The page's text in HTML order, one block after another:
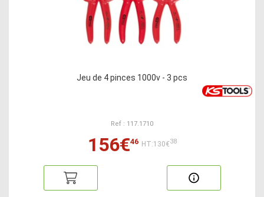
Jeu de 4 pinces 1000v - 3 pcs
Ref : 117.1710
156€46 HT:130€38